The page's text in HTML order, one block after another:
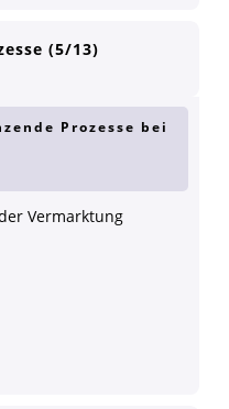
(5/13)
Prozesse bei
Vermarktung